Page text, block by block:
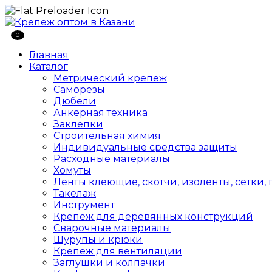
0
Главная
Каталог
Метрический крепеж
Саморезы
Дюбели
Анкерная техника
Заклепки
Строительная химия
Индивидуальные средства защиты
Расходные материалы
Хомуты
Ленты клеющие, скотчи, изоленты, сетки,
Такелаж
Инструмент
Крепеж для деревянных конструкций
Сварочные материалы
Шурупы и крюки
Крепеж для вентиляции
Заглушки и колпачки